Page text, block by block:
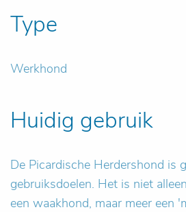
Type
Werkhond
Huidig gebruik
De Picardische Herdershond is
gebruiksdoelen. Het is niet
een waakhond, maar meer een